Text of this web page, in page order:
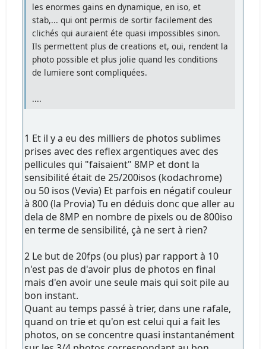
les enormes gains en dynamique, en iso, et
stab,... qui ont permis de sortir facilement des
clichés qui auraient éte quasi impossibles sinon.
Ils permettent plus de creations et, oui, rendent la
photo possible et plus jolie quand les conditions
de lumiere sont compliquées.
....
1 Et il y a eu des milliers de photos sublimes
prises avec des reflex argentiques avec des
pellicules qui "faisaient" 8MP et dont la
sensibilité était de 25/200isos (kodachrome)
ou 50 isos (Vevia) Et parfois en négatif couleur
à 800 (la Provia) Tu en déduis donc que aller au
dela de 8MP en nombre de pixels ou de 800iso
en terme de sensibilité, çà ne sert à rien?
2 Le but de 20fps (ou plus) par rapport à 10
n'est pas de d'avoir plus de photos en final
mais d'en avoir une seule mais qui soit pile au
bon instant.
Quant au temps passé à trier, dans une rafale,
quand on trie et qu'on est celui qui a fait les
photos, on se concentre quasi instantanément